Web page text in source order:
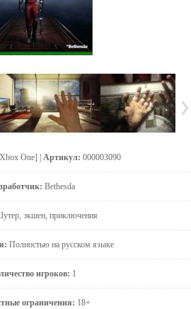
One] | Артикул: 000003090
Bethesda
экшен, приключения
Полностью на русском языке
игроков: 1
ограничения: 18+